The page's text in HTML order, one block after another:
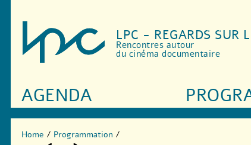
LPC - REGARDS SUR
Rencontres autour
du cinéma documentaire
AGENDA
Home / Programmation /